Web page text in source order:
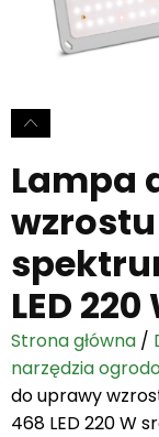
Lampa
LED
Strona główna /
narzędzia
do uprawy
468 LED 220 W